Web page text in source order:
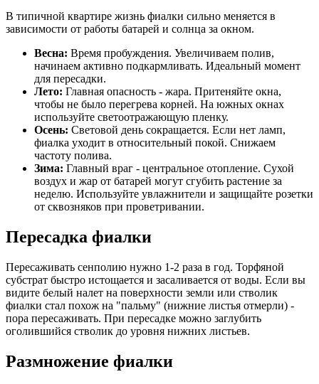
В типичной квартире жизнь фиалки сильно меняется в
зависимости от работы батарей и солнца за окном.
Весна: Время пробуждения. Увеличиваем полив,
начинаем активно подкармливать. Идеальный момент
для пересадки.
Лето: Главная опасность - жара. Притеняйте окна,
чтобы не было перегрева корней. На южных окнах
используйте светоотражающую пленку.
Осень: Световой день сокращается. Если нет ламп,
фиалка уходит в относительный покой. Снижаем
частоту полива.
Зима: Главный враг - центральное отопление. Сухой
воздух и жар от батарей могут сгубить растение за
неделю. Используйте увлажнители и защищайте розетки
от сквозняков при проветривании.
Пересадка фиалки
Пересаживать сенполию нужно 1-2 раза в год. Торфяной
субстрат быстро истощается и засаливается от воды. Если вы
видите белый налет на поверхности земли или стволик
фиалки стал похож на "пальму" (нижние листья отмерли) -
пора пересаживать. При пересадке можно заглубить
оголившийся стволик до уровня нижних листьев.
Размножение фиалки